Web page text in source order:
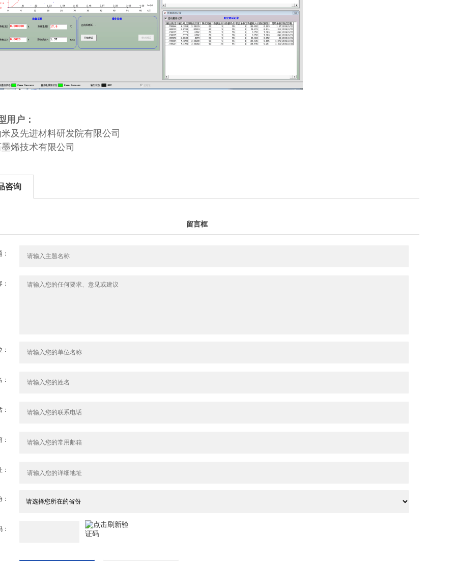
用户：
及先进材料研发院有限公司
烯技术有限公司
咨询
留言框